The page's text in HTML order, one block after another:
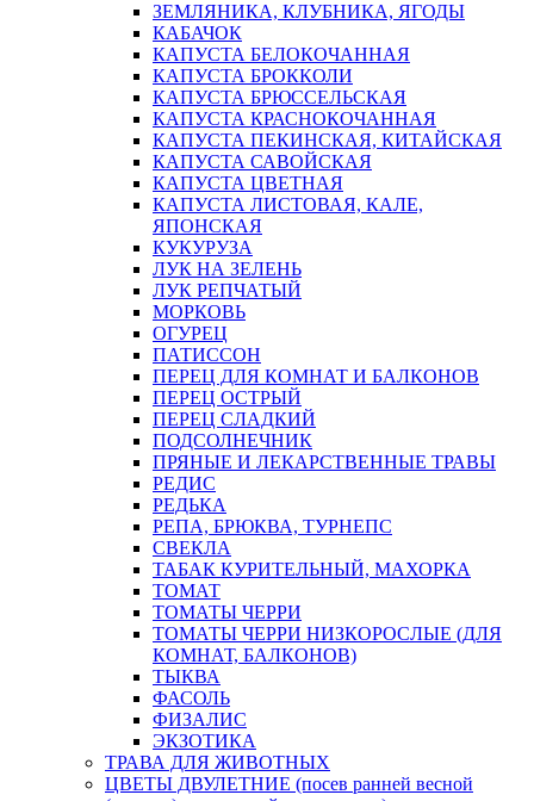
ЗЕМЛЯНИКА, КЛУБНИКА, ЯГОДЫ
КАБАЧОК
КАПУСТА БЕЛОКОЧАННАЯ
КАПУСТА БРОККОЛИ
КАПУСТА БРЮССЕЛЬСКАЯ
КАПУСТА КРАСНОКОЧАННАЯ
КАПУСТА ПЕКИНСКАЯ, КИТАЙСКАЯ
КАПУСТА САВОЙСКАЯ
КАПУСТА ЦВЕТНАЯ
КАПУСТА ЛИСТОВАЯ, КАЛЕ,
ЯПОНСКАЯ
КУКУРУЗА
ЛУК НА ЗЕЛЕНЬ
ЛУК РЕПЧАТЫЙ
МОРКОВЬ
ОГУРЕЦ
ПАТИССОН
ПЕРЕЦ ДЛЯ КОМНАТ И БАЛКОНОВ
ПЕРЕЦ ОСТРЫЙ
ПЕРЕЦ СЛАДКИЙ
ПОДСОЛНЕЧНИК
ПРЯНЫЕ И ЛЕКАРСТВЕННЫЕ ТРАВЫ
РЕДИС
РЕДЬКА
РЕПА, БРЮКВА, ТУРНЕПС
СВЕКЛА
ТАБАК КУРИТЕЛЬНЫЙ, МАХОРКА
ТОМАТ
ТОМАТЫ ЧЕРРИ
ТОМАТЫ ЧЕРРИ НИЗКОРОСЛЫЕ (ДЛЯ
КОМНАТ, БАЛКОНОВ)
ТЫКВА
ФАСОЛЬ
ФИЗАЛИС
ЭКЗОТИКА
ТРАВА ДЛЯ ЖИВОТНЫХ
ЦВЕТЫ ДВУЛЕТНИЕ (посев ранней весной